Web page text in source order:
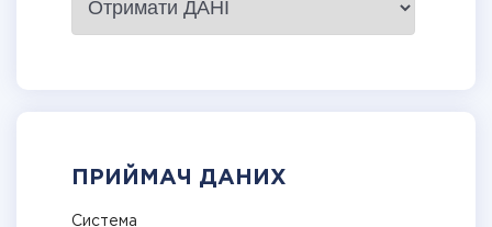
ПРИЙМАЧ ДАНИХ
Система